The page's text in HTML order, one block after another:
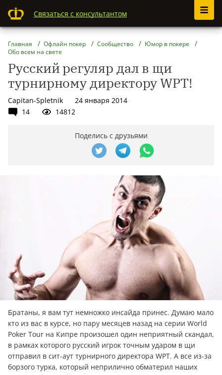
Связаться с консультантом
Главная Офлайн покер Сообщество
Юмор в покере
Обо всем на свете
Русский регуляр дал в щи
турнирному директору WPT!
Capitan-Spletnik
24 января 2014
14
14812
Поделись с друзьями
Братаны, я вам тут немножко инсайда принес. Думаю мало
кто из вас в курсе, но пару месяцев назад на серии World
Poker Tour на Кипре произошел один неприятный скандал,
в рамках которого русский игрок точным ударом в щи
отправил в сит-аут турнирного директора WPT. А все из-за
борзого турка, который неприлично обматерил наших